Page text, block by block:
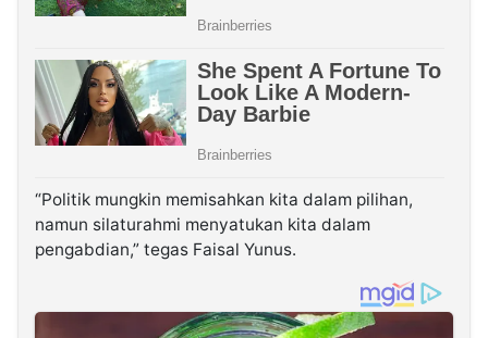
“Politik mungkin memisahkan kita dalam pilihan,
namun silaturahmi menyatukan kita dalam
pengabdian,” tegas Faisal Yunus.